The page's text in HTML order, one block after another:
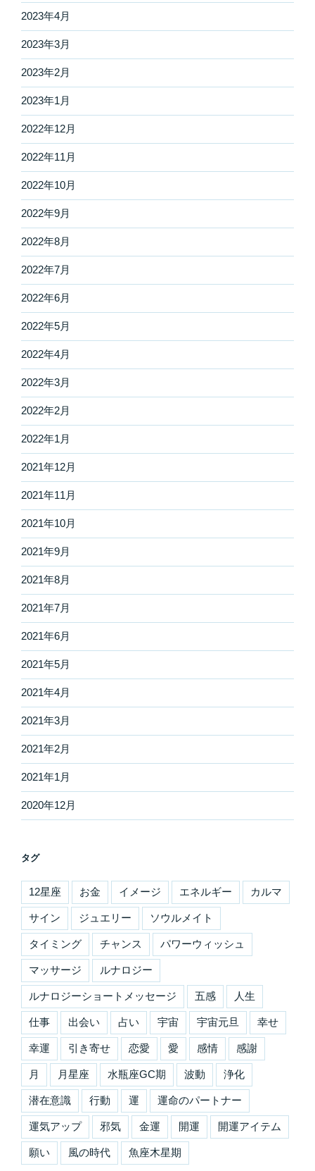
2023年4月
2023年3月
2023年2月
2023年1月
2022年12月
2022年11月
2022年10月
2022年9月
2022年8月
2022年7月
2022年6月
2022年5月
2022年4月
2022年3月
2022年2月
2022年1月
2021年12月
2021年11月
2021年10月
2021年9月
2021年8月
2021年7月
2021年6月
2021年5月
2021年4月
2021年3月
2021年2月
2021年1月
2020年12月
タグ
12星座 お金 イメージ エネルギー カルマ
サイン ジュエリー ソウルメイト
タイミング チャンス パワーウィッシュ
マッサージ ルナロジー
ルナロジーショートメッセージ 五感 人生
仕事 出会い 占い 宇宙 宇宙元旦 幸せ
幸運 引き寄せ 恋愛 愛 感情 感謝
月 月星座 水瓶座GC期 波動 浄化
潜在意識 行動 運 運命のパートナー
運気アップ 邪気 金運 開運 開運アイテム
願い 風の時代 魚座木星期